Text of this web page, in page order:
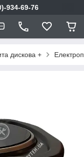
934-69-76
дискова +